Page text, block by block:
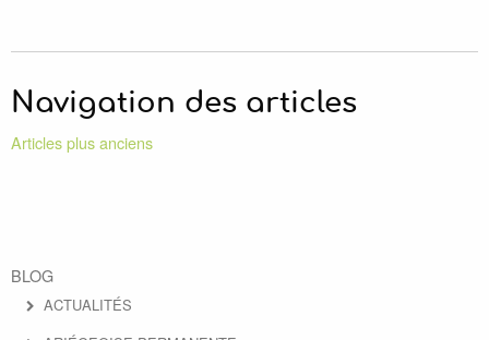
BLOG
ACTUALITÉS
Navigation des articles
Articles plus anciens